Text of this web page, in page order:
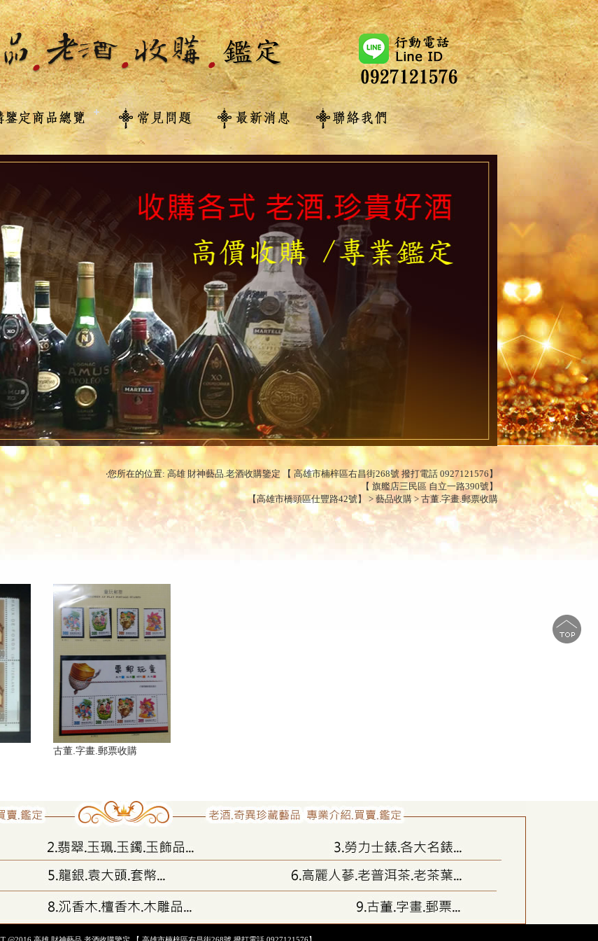
‧您所在的位置: 高雄 財神藝品.老酒收購鑒定 【 高雄市楠梓區右昌街268號 撥打電話 0927121576】
【 旗艦店三民區 自立一路390號】
【高雄市橋頭區仕豐路42號】 > 藝品收購 > 古董.字畫.郵票收購
古董.字畫.郵票收購